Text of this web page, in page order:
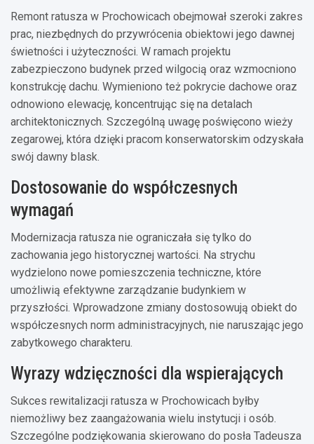
Remont ratusza w Prochowicach obejmował szeroki zakres
prac, niezbędnych do przywrócenia obiektowi jego dawnej
świetności i użyteczności. W ramach projektu
zabezpieczono budynek przed wilgocią oraz wzmocniono
konstrukcję dachu. Wymieniono też pokrycie dachowe oraz
odnowiono elewację, koncentrując się na detalach
architektonicznych. Szczególną uwagę poświęcono wieży
zegarowej, która dzięki pracom konserwatorskim odzyskała
swój dawny blask.
Dostosowanie do współczesnych
wymagań
Modernizacja ratusza nie ograniczała się tylko do
zachowania jego historycznej wartości. Na strychu
wydzielono nowe pomieszczenia techniczne, które
umożliwią efektywne zarządzanie budynkiem w
przyszłości. Wprowadzone zmiany dostosowują obiekt do
współczesnych norm administracyjnych, nie naruszając jego
zabytkowego charakteru.
Wyrazy wdzięczności dla wspierających
Sukces rewitalizacji ratusza w Prochowicach byłby
niemożliwy bez zaangażowania wielu instytucji i osób.
Szczególne podziękowania skierowano do posła Tadeusza